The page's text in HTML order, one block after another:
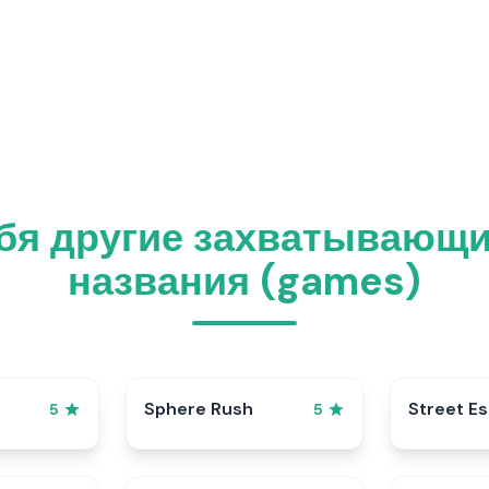
другие
названия (games)
5 Sphere Rush 5 Street